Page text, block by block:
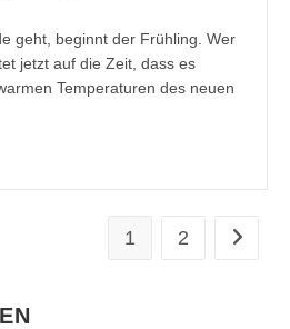
geht, beginnt der Frühling. Wer
jetzt auf die Zeit, dass es
Temperaturen des neuen
1 2 Zur